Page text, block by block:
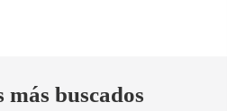
más buscados